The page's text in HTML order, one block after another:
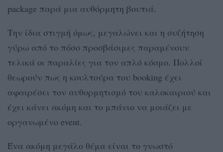
package παρά μια αυθόρμητη βουτιά.
Την ίδια στιγμή όμως, μεγαλώνει και η συζήτηση
γύρω από το πόσο προσβάσιμες παραμένουν
τελικά οι παραλίες για τον απλό κόσμο. Πολλοί
θεωρούν πως η κουλτούρα του booking έχει
αφαιρέσει τον αυθορμητισμό του καλοκαιριού και
έχει κάνει ακόμη και το μπάνιο να μοιάζει με
οργανωμένο event.
Ένα ακόμη μεγάλο θέμα είναι το γνωστό